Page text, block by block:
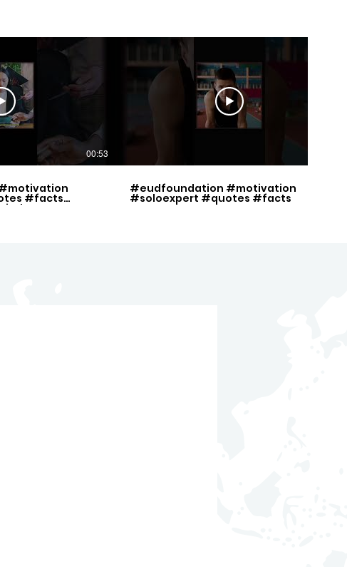
00:53
#facts
#eudfoundation #motivation
#soloexpert #quotes #facts